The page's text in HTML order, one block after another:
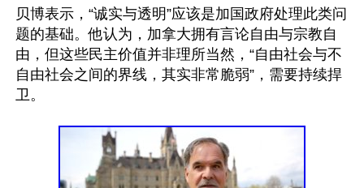
贝博表示，“诚实与透明”应该是加国政府处理此类问
题的基础。他认为，加拿大拥有言论自由与宗教自
由，但这些民主价值并非理所当然，“自由社会与不
自由社会之间的界线，其实非常脆弱”，需要持续捍
卫。